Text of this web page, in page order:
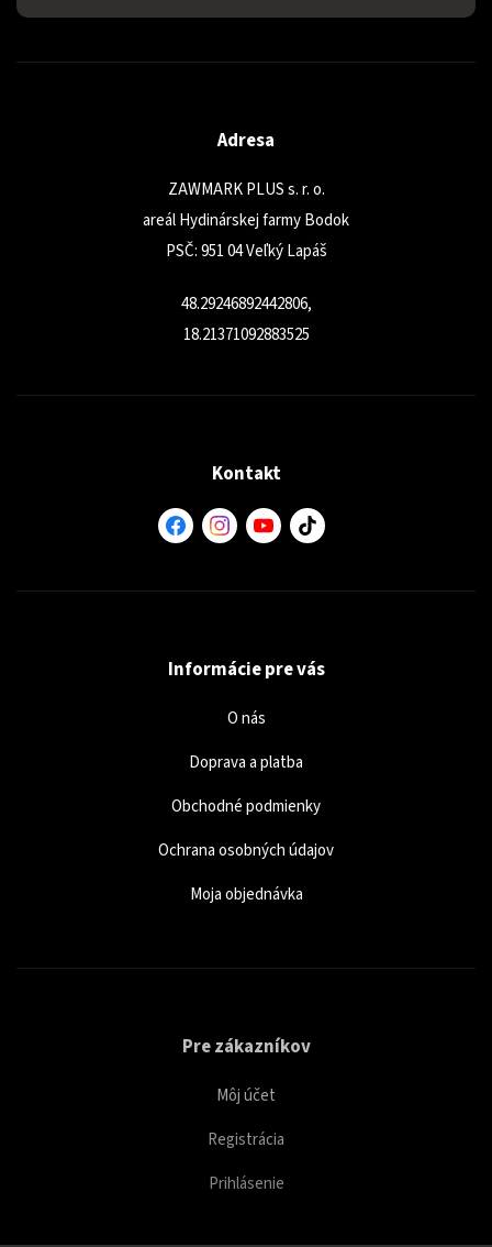
Adresa
ZAWMARK PLUS s. r. o.
areál Hydinárskej farmy Bodok
PSČ: 951 04 Veľký Lapáš
48.29246892442806,
18.21371092883525
Kontakt
Informácie pre vás
O nás
Doprava a platba
Obchodné podmienky
Ochrana osobných údajov
Moja objednávka
Pre zákazníkov
Môj účet
Registrácia
Prihlásenie